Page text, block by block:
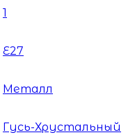
1
E27
Металл
Гусь-Хрустальный